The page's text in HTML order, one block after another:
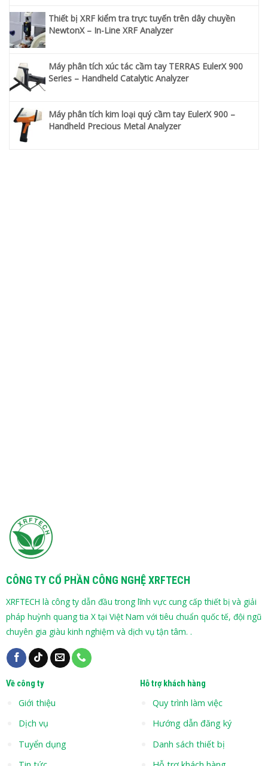
Thiết bị XRF kiểm tra trực tuyến trên dây chuyền
NewtonX – In-Line XRF Analyzer
Máy phân tích xúc tác cầm tay TERRAS EulerX 900
Series – Handheld Catalytic Analyzer
Máy phân tích kim loại quý cầm tay EulerX 900 –
Handheld Precious Metal Analyzer
CÔNG TY CỔ PHẦN CÔNG NGHỆ XRFTECH
XRFTECH là công ty dẫn đầu trong lĩnh vực cung cấp thiết bị và giải
pháp huỳnh quang tia X tại Việt Nam với tiêu chuẩn quốc tế, đội ngũ
chuyên gia giàu kinh nghiệm và dịch vụ tận tâm. .
Về công ty
Giới thiệu
Dịch vụ
Tuyển dụng
Hỗ trợ khách hàng
Quy trình làm việc
Hướng dẫn đăng ký
Danh sách thiết bị